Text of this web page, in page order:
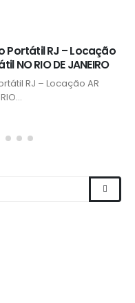
| Alugar Painel de LED
Painel de LED p/